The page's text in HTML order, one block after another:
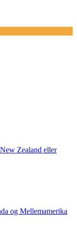
Zealand eller
og Mellemamerika